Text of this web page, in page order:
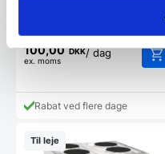
100,00DKK
ex. moms
/ dag
Rabat ved flere dage
Til leje